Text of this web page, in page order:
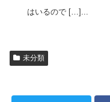
はいるので […]...
未分類